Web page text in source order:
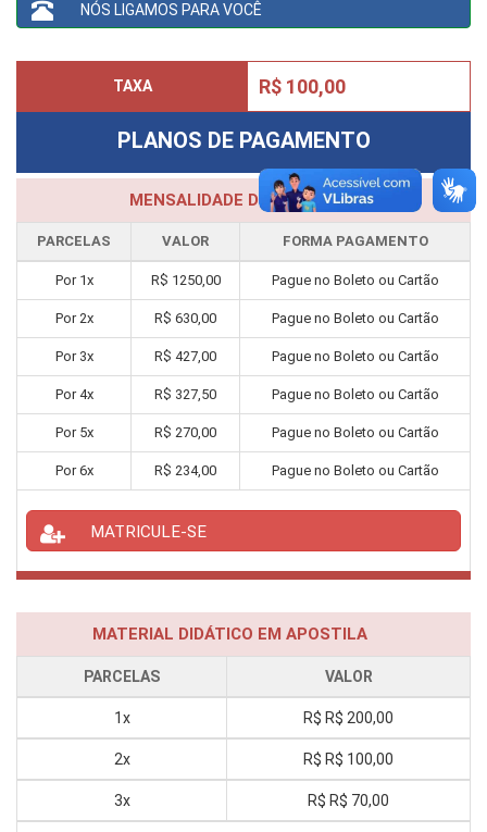
NÓS LIGAMOS PARA VOCÊ
TAXA R$ 100,00
PLANOS DE PAGAMENTO
MENSALIDADE DO CURSO
PARCELAS VALOR FORMA PAGAMENTO
Por 1x R$ 1250,00 Pague no Boleto ou Cartão
Por2x R$ 630,00 Pague no Boleto ou Cartão
Por 3x R$ 427,00 Pague no Boleto ou Cartão
Por4x R$ 327,50 Pague no Boleto ou Cartão
Por 5x R$ 270,00 Pague no Boleto ou Cartão
Por6x R$ 234,00 Pague no Boleto ou Cartão
MATRICULE-SE
MATERIAL DIDÁTICO EM APOSTILA
PARCELAS VALOR
1x R$ R$ 200,00
2x R$ R$ 100,00
3x R$ R$ 70,00